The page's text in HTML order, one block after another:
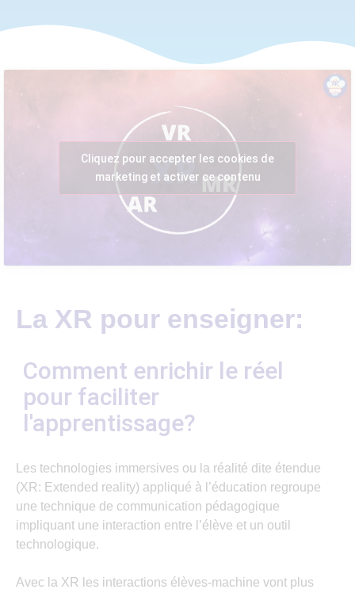
Cliquez pour accepter les cookies de
marketing et activer ce contenu
La XR pour enseigner:
Comment enrichir le réel
pour faciliter
l'apprentissage?
Les technologies immersives ou la réalité dite étendue
(XR: Extended reality) appliqué à l’éducation regroupe
une technique de communication pédagogique
impliquant une interaction entre l’élève et un outil
technologique.
Avec la XR les interactions élèves-machine vont plus